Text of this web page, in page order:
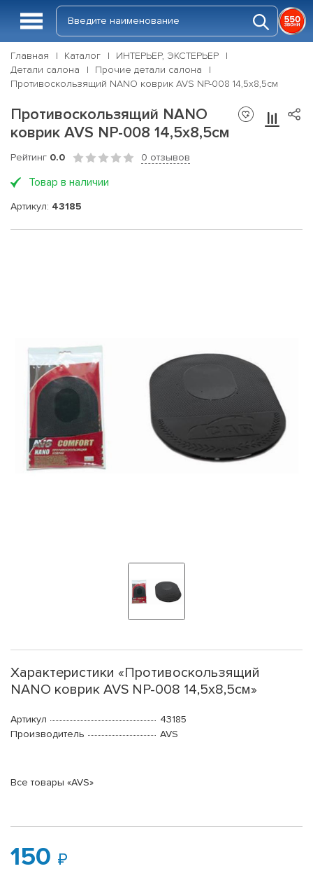
Главная Каталог
ИНТЕРЬЕР, ЭКСТЕРЬЕР
Детали салона
Прочие детали салона
Противоскользящий NANO коврик AVS NP-008 14,5х8,5см
Противоскользящий NANO
коврик AVS NP-008 14,5х8,5см
Рейтинг 0.0 0 отзывов
Товар в наличии
Артикул: 43185
Характеристики «Противоскользящий
NANO коврик AVS NP-008 14,5х8,5см»
Артикул
43185
Производитель
AVS
Все товары «AVS»
150